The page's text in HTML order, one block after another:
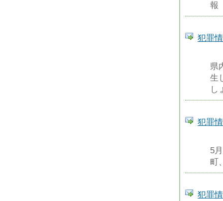
報
犯罪
県
生
し
犯罪
5
町
犯罪